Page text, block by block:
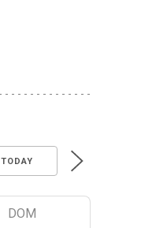
TODAY
DOM